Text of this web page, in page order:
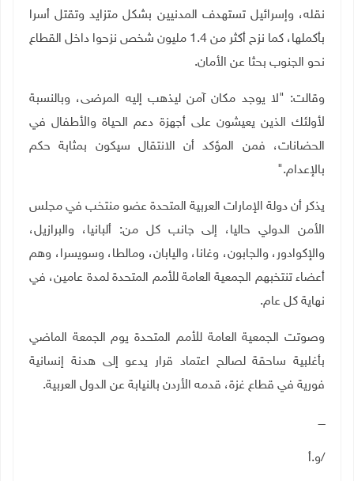
نقله، وإسرائيل تستهدف المدنيين بشكل متزايد وتقتل أسرا
بأكملها، كما نزح أكثر من 1.4 مليون شخص نزحوا داخل القطاع
نحو الجنوب بحثا عن الأمان.
وقالت: "لا يوجد مكان آمن ليذهب إليه المرضى، وبالنسبة
لأولئك الذين يعيشون على أجهزة دعم الحياة والأطفال في
الحضانات، فمن المؤكد أن الانتقال سيكون بمثابة حكم
بالإعدام".
يذكر أن دولة الإمارات العربية المتحدة عضو منتخب في مجلس
الأمن الدولي حاليا، إلى جانب كل من: ألبانيا، والبرازيل،
والإكوادور، والجابون، وغانا، واليابان، ومالطا، وسويسرا، وهم
أعضاء تنتخبهم الجمعية العامة للأمم المتحدة لمدة عامين، في
نهاية كل عام.
وصوتت الجمعية العامة للأمم المتحدة يوم الجمعة الماضي
بأغلبية ساحقة لصالح اعتماد قرار يدعو إلى هدنة إنسانية
فورية في قطاع غزة، قدمه الأردن بالنيابة عن الدول العربية.
ــــ
/و.أ